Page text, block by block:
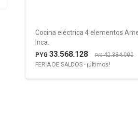
Cocina eléctrica 4 elementos
Inca.
PYG 33.568.128 PYG42.384.000
FERIA DE SALDOS - ¡últimos!